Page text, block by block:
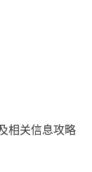
相关信息攻略